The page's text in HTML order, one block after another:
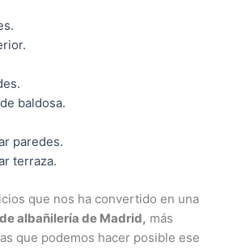
baldosa.
paredes.
terraza.
que nos ha convertido en una
albañilería de Madrid, más
que podemos hacer posible ese